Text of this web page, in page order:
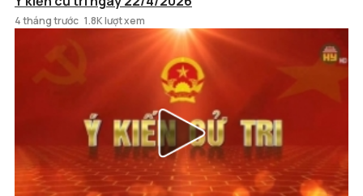
4 tháng trước 1.8K lượt xem